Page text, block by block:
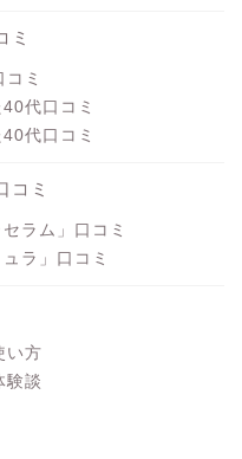
ミ
ミ
代口コミ
代口コミ
コミ
ラム」口コミ
ラ」口コミ
い方
験談